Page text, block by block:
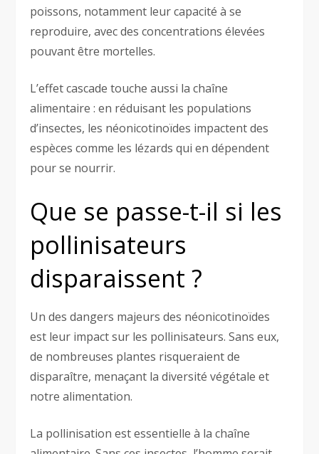
poissons, notamment leur capacité à se
reproduire, avec des concentrations élevées
pouvant être mortelles.
L’effet cascade touche aussi la chaîne
alimentaire : en réduisant les populations
d’insectes, les néonicotinoïdes impactent des
espèces comme les lézards qui en dépendent
pour se nourrir.
Que se passe-t-il si les
pollinisateurs
disparaissent ?
Un des dangers majeurs des néonicotinoïdes
est leur impact sur les pollinisateurs. Sans eux,
de nombreuses plantes risqueraient de
disparaître, menaçant la diversité végétale et
notre alimentation.
La pollinisation est essentielle à la chaîne